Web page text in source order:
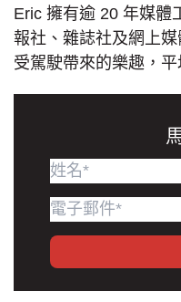
Eric 擁有逾 20 年媒體
報社、雜誌社及網上
受駕駛帶來的樂趣，